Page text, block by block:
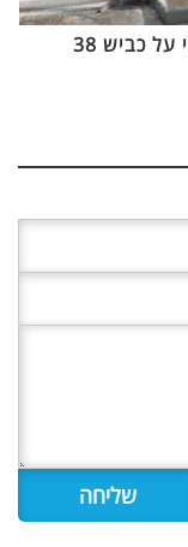
כביש 38